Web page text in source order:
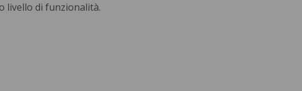
livello di funzionalità.